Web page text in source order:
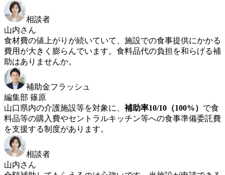
相談者
山内さん
食材費の値上がりが続いていて、施設での食事提供にかかる
費用が大きく膨らんでいます。食料品代の負担を和らげる補
助はありませんか。
補助金フラッシュ
編集部 篠原
山口県内の介護施設等を対象に、 補助率10/10（100%） で食
料品等の購入費やセントラルキッチン等への食事準備委託費
を支援する制度があります。
相談者
山内さん